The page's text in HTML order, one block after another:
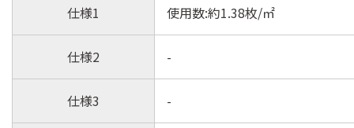
仕様1 使用数:約1.38枚/㎡
仕様2 -
仕様3 -